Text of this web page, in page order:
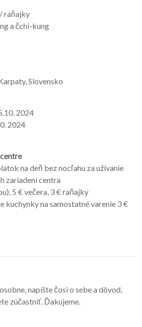
raňajky
a čchi-kung
Slovensko
2024
2024
na deň bez nocľahu za užívanie
zariadení centra
5 € večera, 3 € raňajky
kuchynky na samostatné varenie 3 €
napíšte čosi o sebe a dôvod,
zúčastniť. Ďakujeme.